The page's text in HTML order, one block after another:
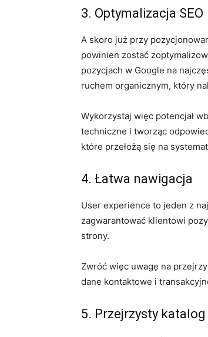
3. Optymalizacja SEO
A skoro już przy
powinien zostać
pozycjach w Google na
ruchem organicznym, który
Wykorzystaj więc potencjał
techniczne i tworząc
które przełożą się na
4. Łatwa nawigacja
User experience to jeden z
zagwarantować klientowi
strony.
Zwróć więc uwagę na
dane kontaktowe i
5. Przejrzysty